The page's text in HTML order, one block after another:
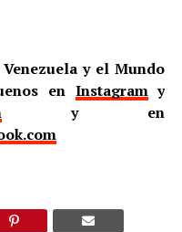
y el Mundo
en Instagramy
y en